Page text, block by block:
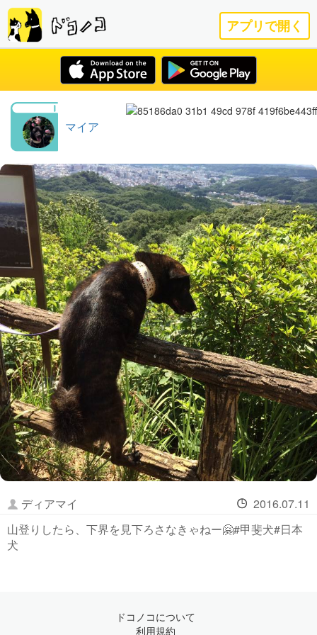
アプリで開く
マイア
ディアマイ
2016.07.11
山登りしたら、下界を見下ろさなきゃねー🤗#甲斐犬#日本
犬
ドコノコについて
利用規約